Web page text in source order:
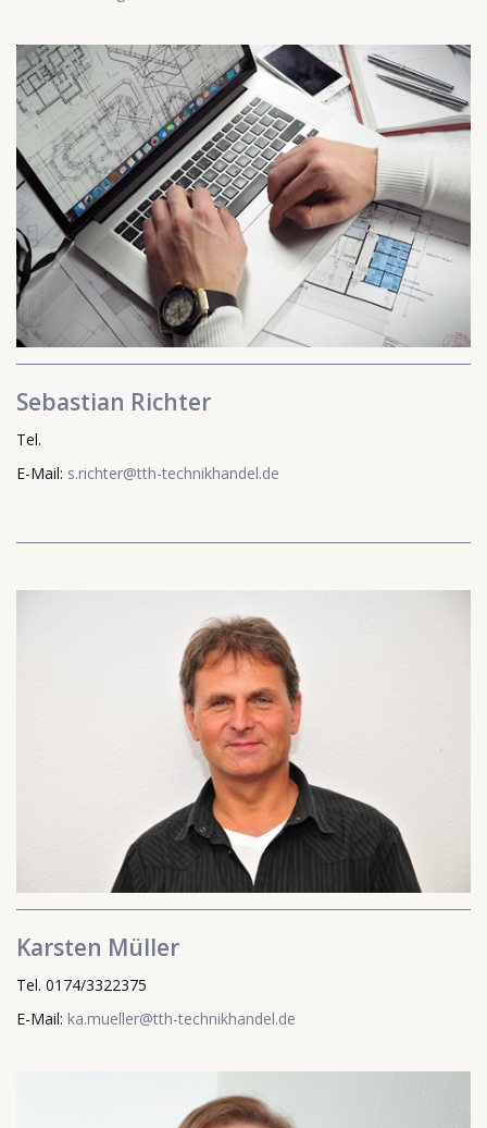
Sebastian Richter
Tel.
E-Mail: s.richter@tth-technikhandel.de
Karsten Müller
Tel. 0174/3322375
E-Mail: ka.mueller@tth-technikhandel.de